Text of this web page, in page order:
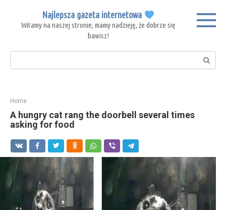
content
Najlepsza gazeta internetowa
Witamy na naszej stronie, mamy nadzieję, że dobrze się
bawisz!
Search:
Home
A hungry cat rang the doorbell several times
asking for food